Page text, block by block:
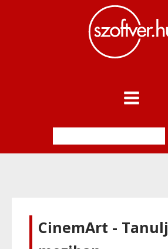
CinemArt - Tanulj